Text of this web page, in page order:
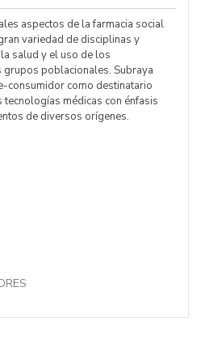
aspectos de la farmacia social
variedad de disciplinas y
salud y el uso de los
grupos poblacionales. Subraya
consumidor como destinatario
médicas con énfasis
de diversos orígenes.